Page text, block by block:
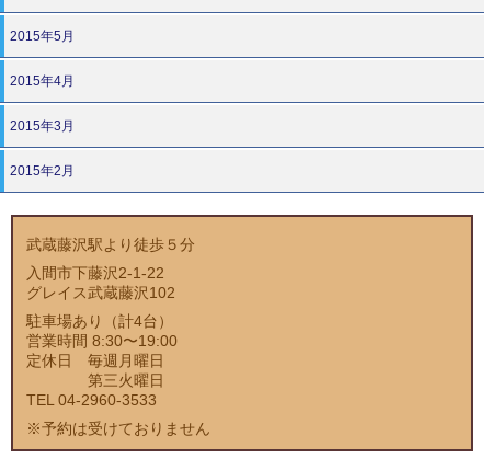
2015年5月
2015年4月
2015年3月
2015年2月
武蔵藤沢駅より徒歩５分
入間市下藤沢2-1-22
グレイス武蔵藤沢102
駐車場あり（計4台）
営業時間 8:30〜19:00
定休日 毎週月曜日
第三火曜日
TEL 04-2960-3533
※予約は受けておりません